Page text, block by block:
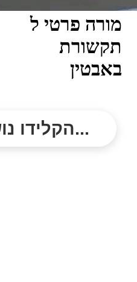
מורה פרטי ל
תקשורת
באבטין
הקלידו נושא לימוד...